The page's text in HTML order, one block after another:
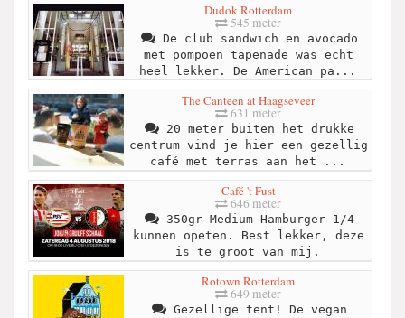
Dudok Rotterdam
545 meter
De club sandwich en avocado
met pompoen tapenade was echt
heel lekker. De American pa...
The Canteen at Haagseveer
631 meter
20 meter buiten het drukke
centrum vind je hier een gezellig
café met terras aan het ...
Café 't Fust
646 meter
350gr Medium Hamburger 1/4
kunnen opeten. Best lekker, deze
is te groot van mij.
Rotown Rotterdam
649 meter
Gezellige tent! De vegan